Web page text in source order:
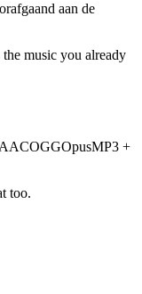
aan de
music you already
OGGOpusMP3 +
too.